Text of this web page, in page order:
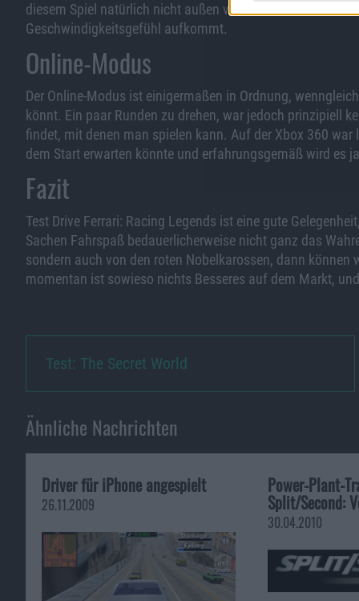
diesem Spiel natürlich nicht außen vor lassen. Da durch
Geschwindigkeitsgefühl aufkommt.
Online-Modus
Der Online-Modus ist einigermaßen in Ordnung,
könnt. Ein paar Runden zu drehen, war jedoch prinzipiell
findet, mit denen man spielen kann. Auf der Xbox 360
dem Start erwarten könnte und erfahrungsgemäß wird es
Fazit
Test Drive Ferrari: Racing Legends ist eine gute
Sachen Fahrspaß bedauerlicherweise nicht ganz das
sondern auch von den roten Nobelkarossen, dann können
momentan ist sowieso nichts Besseres auf dem Markt,
Test: The Secret World
Ähnliche Nachrichten
Driver für iPhone angespielt
26.11.2009
Power-Plant-
Split/Second:
30.04.2010